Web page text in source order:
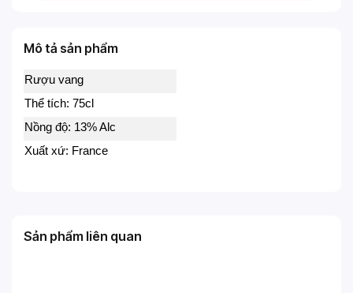
Mô tả sản phẩm
Rượu vang
Thể tích: 75cl
Nồng độ: 13% Alc
Xuất xứ: France
Sản phẩm liên quan